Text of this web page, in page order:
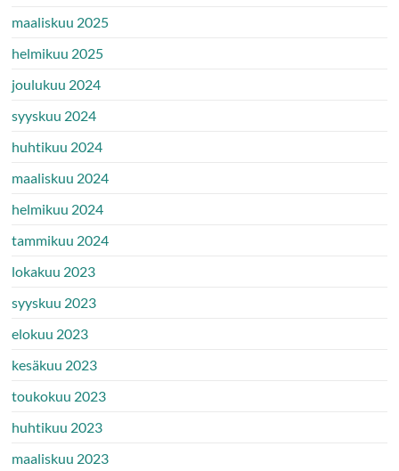
maaliskuu 2025
helmikuu 2025
joulukuu 2024
syyskuu 2024
huhtikuu 2024
maaliskuu 2024
helmikuu 2024
tammikuu 2024
lokakuu 2023
syyskuu 2023
elokuu 2023
kesäkuu 2023
toukokuu 2023
huhtikuu 2023
maaliskuu 2023